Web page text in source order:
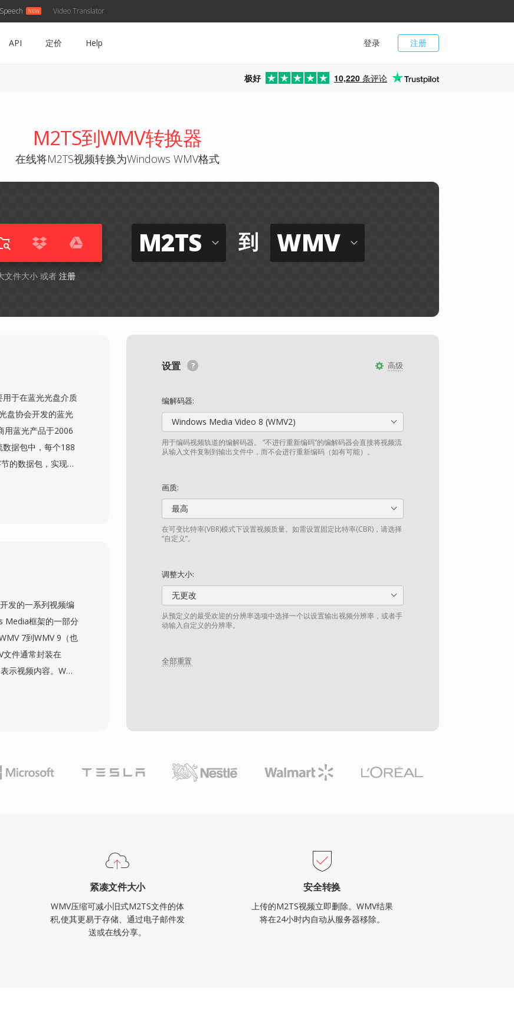
Video Translator
注册
登录
API 定价 Help
极好 10,220 条评论
M2TS到WMV转换器
在线将M2TS视频转换为Windows WMV格式
文件大小 或者 注册
M2TS 到 WMV
高级
设置
编解码器:
Windows Media Video 8 (WMV2)
用于编码视频轨道的编解码器。 “不进行重新编码”的编解码器会直接将视频流
从输入文件复制到输出文件中，而不会进行重新编码（如有可能）。
画质:
最高
在可变比特率(VBR)模式下设置视频质量。如需设置固定比特率(CBR)，请选择
“自定义”。
调整大小:
无更改
从预定义的最受欢迎的分辨率选项中选择一个以设置输出视频分辨率，或者手
动输入自定义的分辨率。
全部重置
于在蓝光光盘介质
盘协会开发的蓝光
用蓝光产品于2006
据包中，每个188
的数据包，实现更
数据包结构有助
编解码器的支持
发的一系列视频编
Media框架的一部分
7到WMV 9（也
文件通常封装在
示视频内容。WMV
比特率提供良好的
通过Windows
平台也使用WMV
紧凑文件大小
WMV压缩可减小旧式M2TS文件的体
积,使其更易于存储、通过电子邮件发
送或在线分享。
安全转换
上传的M2TS视频立即删除。WMV结果
将在24小时内自动从服务器移除。